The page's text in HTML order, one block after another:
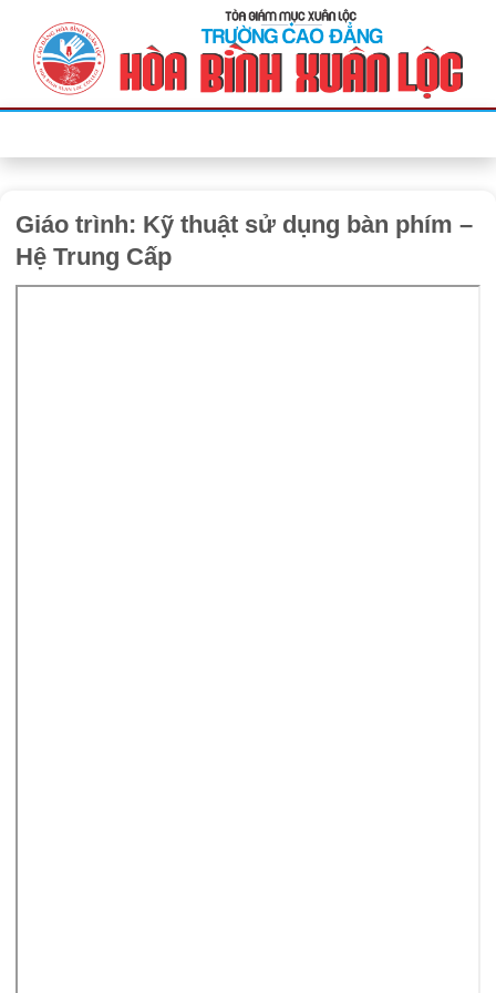
Giáo trình: Kỹ thuật sử dụng bàn phím –
Hệ Trung Cấp